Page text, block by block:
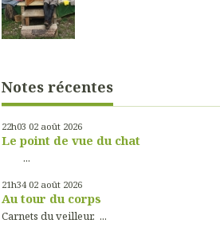
Notes récentes
22h03 02 août 2026
Le point de vue du chat
...
21h34 02 août 2026
Au tour du corps
Carnets du veilleur. ...